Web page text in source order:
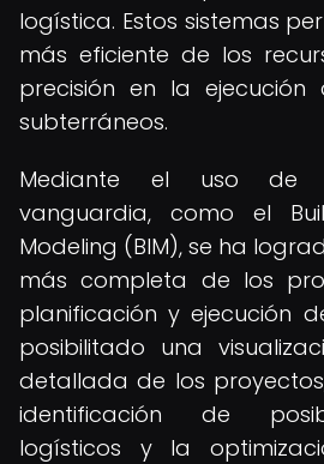
logística. Estos sistemas
más eficiente de los
precisión en la
subterráneos.
Mediante el uso de
vanguardia, como el
Modeling (BIM), se ha
más completa de los
planificación y ejecución
posibilitado una
detallada de los
identificación de
logísticos y la